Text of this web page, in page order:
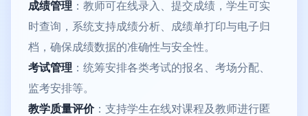
成绩管理 ：教师可在线录入、提交成绩，学生可实
时查询，系统支持成绩分析、成绩单打印与电子归
档，确保成绩数据的准确性与安全性。
考试管理 ：统筹安排各类考试的报名、考场分配、
监考安排等。
教学质量评价：支持学生在线对课程及教师进行匿